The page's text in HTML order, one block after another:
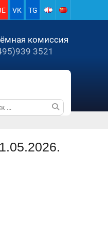
VK TG
комиссия
3521